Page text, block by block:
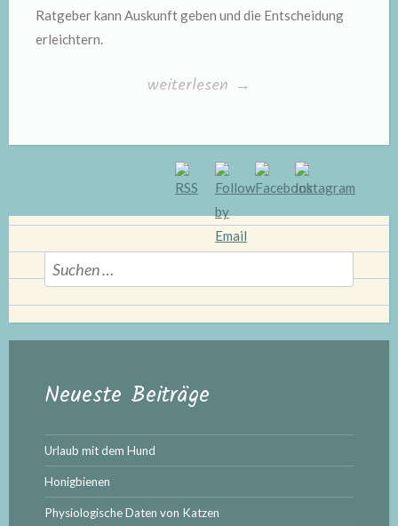
Ratgeber kann Auskunft geben und die Entscheidung
erleichtern.
„Katzenversicherungen
wie
notwendig
sind
sie
wirklich?“
weiterlesen →
Suchen
nach:
Neueste Beiträge
Urlaub mit dem Hund
Honigbienen
Physiologische Daten von Katzen